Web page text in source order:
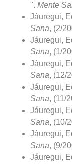
". Mente
Jáuregui,
Sana, (2/
Jáuregui,
Sana, (1/
Jáuregui,
Sana, (12/
Jáuregui,
Sana, (11/
Jáuregui,
Sana, (10/
Jáuregui,
Sana, (9/
Jáuregui,